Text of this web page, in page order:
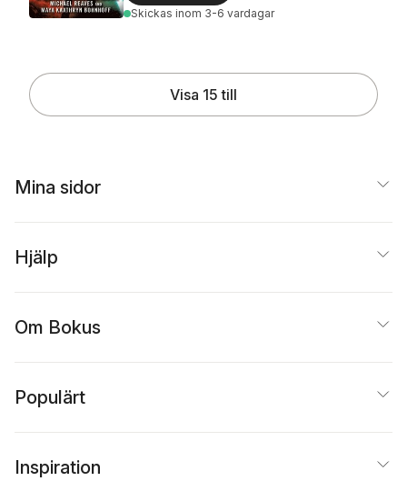
Skickas inom 3-6 vardagar
Visa 15 till
Mina sidor
Hjälp
Om Bokus
Populärt
Inspiration